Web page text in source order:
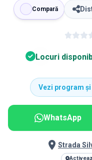
Compară
Locuri
Vezi program
WhatsApp
Strada